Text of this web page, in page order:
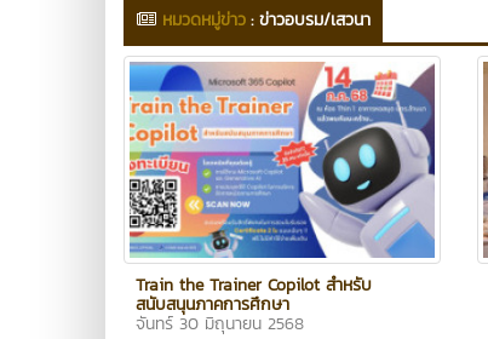
หมวดหมู่ข่าว:ข่าวอบรม/เสวนา
Train the Trainer Copilot สำหรับ
สนับสนุนภาคการศึกษา
จันทร์ 30 มิถุนายน 2568